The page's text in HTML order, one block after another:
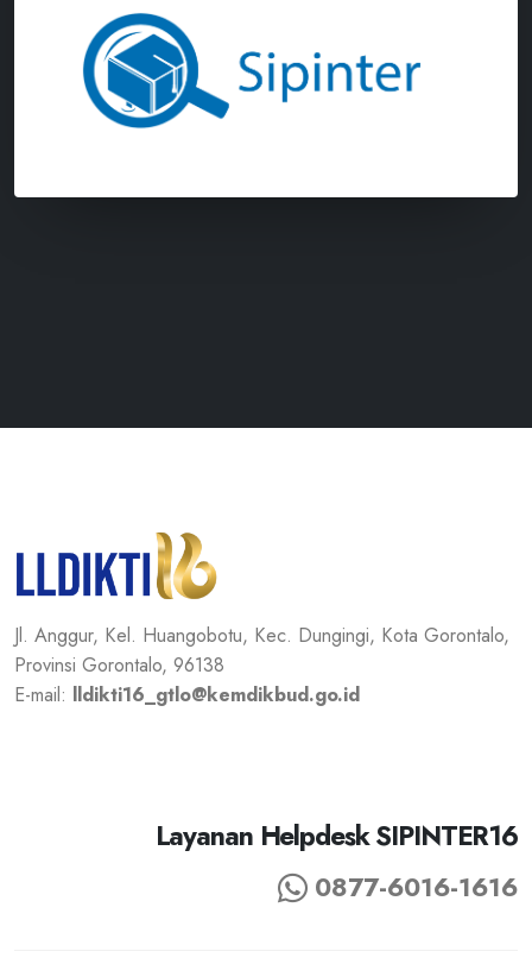
Jl. Anggur, Kel. Huangobotu, Kec. Dungingi, Kota Gorontalo,
Provinsi Gorontalo, 96138
E-mail: lldikti16_gtlo@kemdikbud.go.id
Layanan Helpdesk SIPINTER16
0877-6016-1616